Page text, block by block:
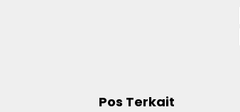
Pos Terkait